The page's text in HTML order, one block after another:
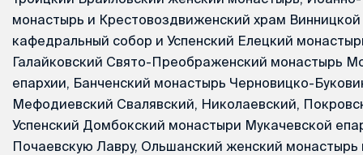
монастырь и Крестовоздвиженский храм
кафедральный собор и Успенский Елецкий
Галайковский Свято-Преображенский монастырь
епархии, Банченский монастырь Черновицко-
Мефодиевский Свалявский, Николаевский,
Успенский Домбокский монастыри Мукачевской
Почаевскую Лавру, Ольшанский женский